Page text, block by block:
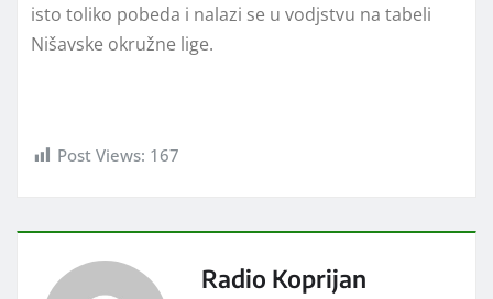
isto toliko pobeda i nalazi se u vodjstvu na tabeli
Nišavske okružne lige.
Post Views: 167
Radio Koprijan